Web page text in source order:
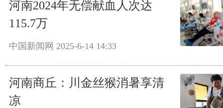
河南2024年无偿献血人次达
115.7万
中国新闻网 2025-6-14 14:33
河南商丘：川金丝猴消暑享清
凉